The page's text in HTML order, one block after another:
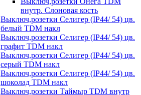
внутр. Слоновая кость
Выключ,розетки Селигер (IP44/ 54) цв.
белый TDM накл
Выключ,розетки Селигер (IP44/ 54) цв.
графит TDM накл
Выключ,розетки Селигер (IP44/ 54) цв.
серый TDM накл
Выключ,розетки Селигер (IP44/ 54) цв.
шоколад TDM накл
Выключ,розетки Таймыр TDM внутр